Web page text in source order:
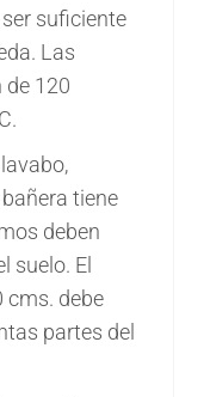
suficiente
Las
120
tiene
deben
suelo. El
cms. debe
partes del